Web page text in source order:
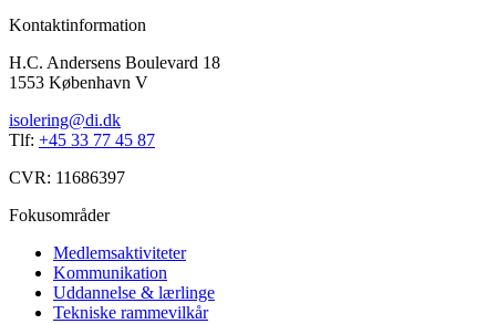
Kontaktinformation
H.C. Andersens Boulevard 18
1553 København V
isolering@di.dk
Tlf: +45 33 77 45 87
CVR: 11686397
Fokusområder
Medlemsaktiviteter
Kommunikation
Uddannelse & lærlinge
Tekniske rammevilkår